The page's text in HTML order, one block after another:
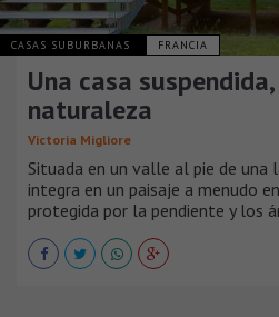
CASAS SUBURBANAS FRANCIA
Una casa
naturaleza
Victoria Migliore
Situada en un valle al pie de una
integra en un paisaje a menudo
protegida por la pendiente y los